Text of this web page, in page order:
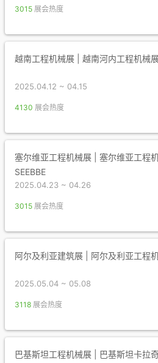
3015 展会热度
越南工程机械展 | 越南河内工程机械
2025.04.12 ~ 04.15
4130 展会热度
塞尔维亚工程机械展 | 塞尔维亚工程
SEEBBE
2025.04.23 ~ 04.26
3015 展会热度
阿尔及利亚建筑展 | 阿尔及利亚工程
2025.05.04 ~ 05.08
3118 展会热度
巴基斯坦工程机械展 | 巴基斯坦卡拉